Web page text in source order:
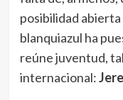
posibilidad
blanquiazul ha
reúne juventud,
internacional: